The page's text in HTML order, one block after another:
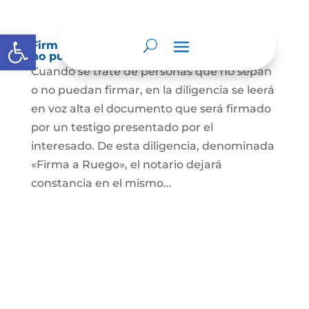
Abrir barra de herramientas
Firma a Ruego – Personas que no saben o
no puede firmar
Cuando se trate de personas que no sepan
o no puedan firmar, en la diligencia se leerá
en voz alta el documento que será firmado
por un testigo presentado por el
interesado. De esta diligencia, denominada
«Firma a Ruego», el notario dejará
constancia en el mismo...